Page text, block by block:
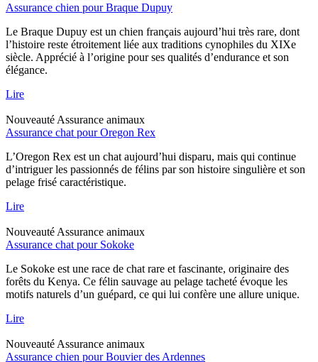
Assurance chien pour Braque Dupuy
Le Braque Dupuy est un chien français aujourd’hui très rare, dont
l’histoire reste étroitement liée aux traditions cynophiles du XIXe
siècle. Apprécié à l’origine pour ses qualités d’endurance et son
élégance.
Lire
Nouveauté Assurance animaux
Assurance chat pour Oregon Rex
L’Oregon Rex est un chat aujourd’hui disparu, mais qui continue
d’intriguer les passionnés de félins par son histoire singulière et son
pelage frisé caractéristique.
Lire
Nouveauté Assurance animaux
Assurance chat pour Sokoke
Le Sokoke est une race de chat rare et fascinante, originaire des
forêts du Kenya. Ce félin sauvage au pelage tacheté évoque les
motifs naturels d’un guépard, ce qui lui confère une allure unique.
Lire
Nouveauté Assurance animaux
Assurance chien pour Bouvier des Ardennes